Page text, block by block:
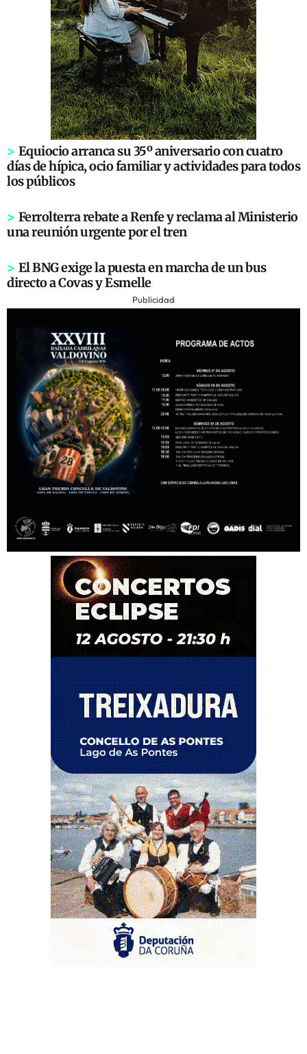
> Equiocio arranca su 35º aniversario con cuatro
días de hípica, ocio familiar y actividades para todos
los públicos
> Ferrolterra rebate a Renfe y reclama al Ministerio
una reunión urgente por el tren
> El BNG exige la puesta en marcha de un bus
directo a Covas y Esmelle
Publicidad